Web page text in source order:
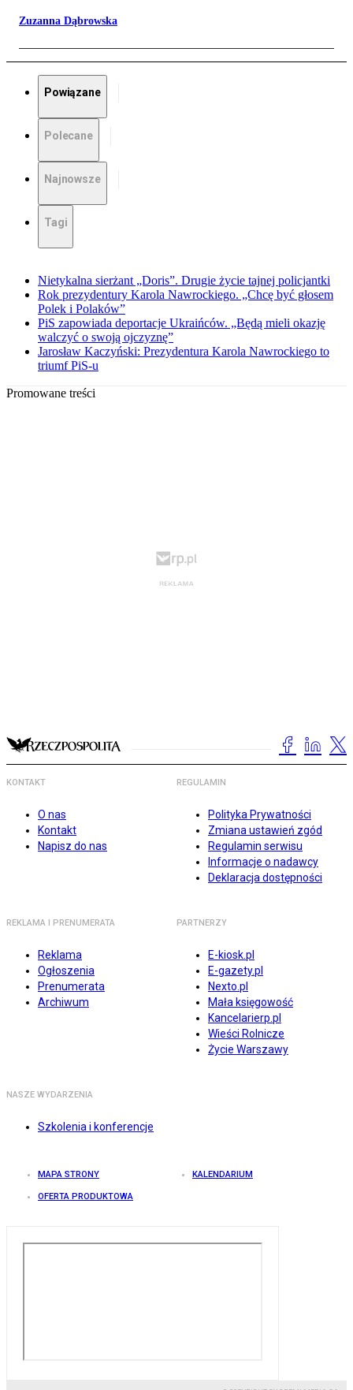
Zuzanna Dąbrowska
Powiązane
Polecane
Najnowsze
Tagi
Nietykalna sierżant „Doris”. Drugie życie tajnej policjantki
Rok prezydentury Karola Nawrockiego. „Chcę być głosem
Polek i Polaków”
PiS zapowiada deportacje Ukraińców. „Będą mieli okazję
walczyć o swoją ojczyznę”
Jarosław Kaczyński: Prezydentura Karola Nawrockiego to
triumf PiS-u
Promowane treści
KONTAKT
O nas
Kontakt
Napisz do nas
REGULAMIN
Polityka Prywatności
Zmiana ustawień zgód
Regulamin serwisu
Informacje o nadawcy
Deklaracja dostępności
REKLAMA I PRENUMERATA
Reklama
Ogłoszenia
Prenumerata
Archiwum
PARTNERZY
E-kiosk.pl
E-gazety.pl
Nexto.pl
Mała księgowość
Kancelarierp.pl
Wieści Rolnicze
Życie Warszawy
NASZE WYDARZENIA
Szkolenia i konferencje
MAPA STRONY KALENDARIUM
OFERTA PRODUKTOWA